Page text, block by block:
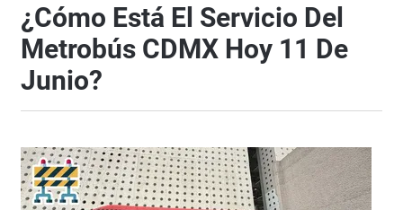
¿Cómo Está El Servicio Del
Metrobús CDMX Hoy 11 De
Junio?